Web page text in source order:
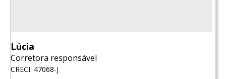
Lúcia
Corretora responsável
CRECI: 47068-J